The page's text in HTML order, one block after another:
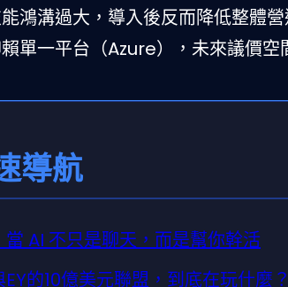
鴻溝過大，導入後反而降低整體
單一平台（Azure），未來議價空
導航
當 AI 不只是聊天，而是幫你幹活
的10億美元聯盟，到底在玩什麼？